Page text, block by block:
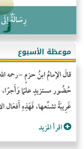
رِسَالَةٌ
موعظة الأسبوع
قالَ الإمامُ ابنُ حزمٍ -
حُضُور مستزيدٍ علمًا
غَرِيبَةً تشنِّعها، فَهَذِهِ أَفعَال
اقرأ المزيد